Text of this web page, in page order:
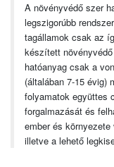
A növényvédő szer
legszigorúbb
tagállamok csak az
készített
hatóanyag csak a
(általában 7-15
folyamatok együttes
forgalmazását és
ember és
illetve a lehető